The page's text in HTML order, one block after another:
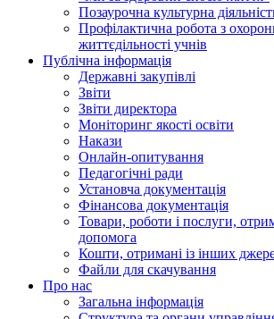
Позаурочна культурна
Профілактична робота з
життєдільності учнів
Публічна інформація
Державні закупівлі
Звіти
Звіти директора
Моніторинг якості освіти
Накази
Онлайн-опитування
Педагогічні ради
Установча документація
Фінансова документація
Товари, роботи і послуги,
допомога
Кошти, отримані із інших
Файли для скачування
Про нас
Загальна інформація